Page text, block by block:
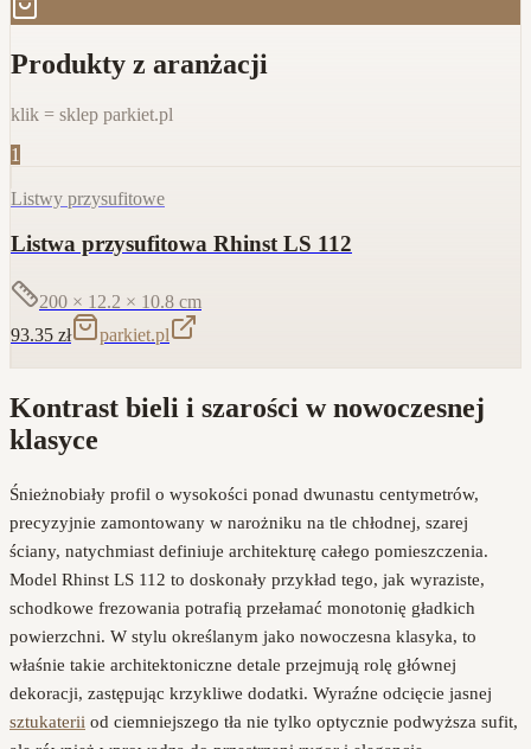
Produkty z aranżacji
klik = sklep parkiet.pl
1
Listwy przysufitowe
Listwa przysufitowa Rhinst LS 112
200 × 12.2 × 10.8 cm
93.35 zł parkiet.pl
Kontrast bieli i szarości w nowoczesnej
klasyce
Śnieżnobiały profil o wysokości ponad dwunastu centymetrów,
precyzyjnie zamontowany w narożniku na tle chłodnej, szarej
ściany, natychmiast definiuje architekturę całego pomieszczenia.
Model Rhinst LS 112 to doskonały przykład tego, jak wyraziste,
schodkowe frezowania potrafią przełamać monotonię gładkich
powierzchni. W stylu określanym jako nowoczesna klasyka, to
właśnie takie architektoniczne detale przejmują rolę głównej
dekoracji, zastępując krzykliwe dodatki. Wyraźne odcięcie jasnej
sztukaterii od ciemniejszego tła nie tylko optycznie podwyższa sufit,